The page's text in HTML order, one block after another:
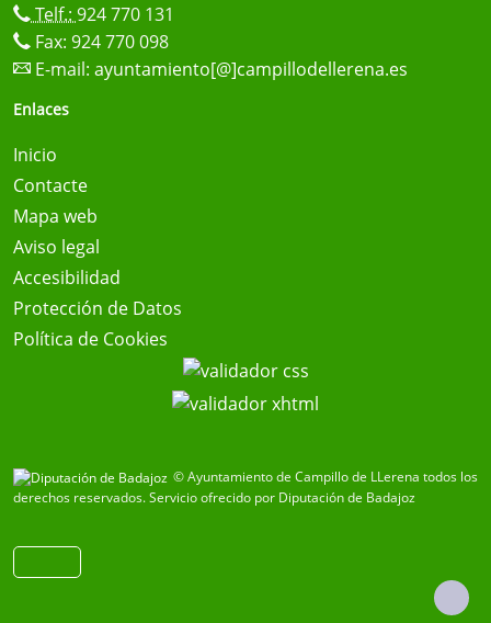
Telf.: 924 770 131
Fax: 924 770 098
E-mail: ayuntamiento[@]campillodellerena.es
Enlaces
Inicio
Contacte
Mapa web
Aviso legal
Accesibilidad
Protección de Datos
Política de Cookies
© Ayuntamiento de Campillo de LLerena todos los
derechos reservados.Servicio ofrecido por Diputación de Badajoz